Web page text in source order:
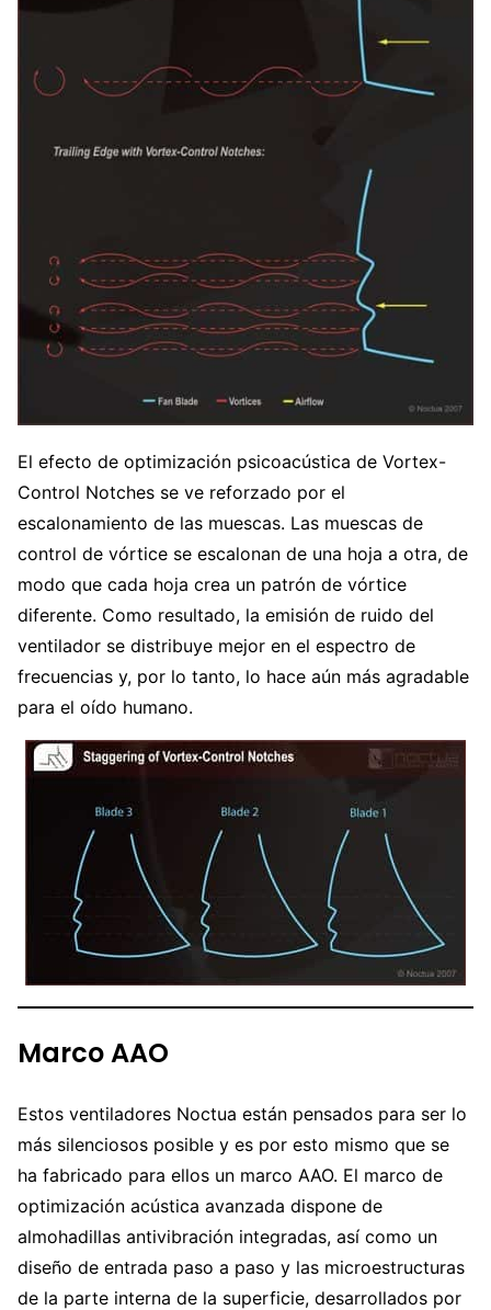
El efecto de optimización psicoacústica de Vortex-
Control Notches se ve reforzado por el
escalonamiento de las muescas. Las muescas de
control de vórtice se escalonan de una hoja a otra, de
modo que cada hoja crea un patrón de vórtice
diferente. Como resultado, la emisión de ruido del
ventilador se distribuye mejor en el espectro de
frecuencias y, por lo tanto, lo hace aún más agradable
para el oído humano.
Marco AAO
Estos ventiladores Noctua están pensados para ser lo
más silenciosos posible y es por esto mismo que se
ha fabricado para ellos un marco AAO. El marco de
optimización acústica avanzada dispone de
almohadillas antivibración integradas, así como un
diseño de entrada paso a paso y las microestructuras
de la parte interna de la superficie, desarrollados por